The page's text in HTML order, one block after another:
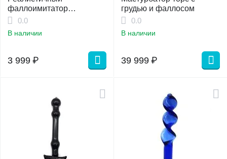
фаллоимитатор
"Johnson"
0.0
В наличии
3 999 ₽
грудью и фаллосом
0.0
В наличии
39 999 ₽